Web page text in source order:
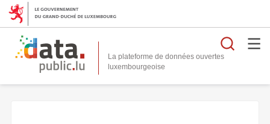
La plateforme de données ouvertes